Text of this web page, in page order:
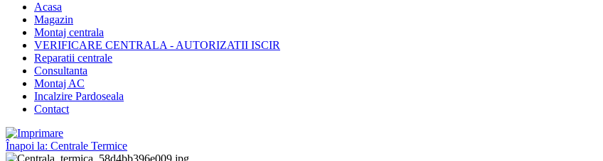
Acasa
Magazin
Montaj centrala
VERIFICARE CENTRALA - AUTORIZATII ISCIR
Reparatii centrale
Consultanta
Montaj AC
Incalzire Pardoseala
Contact
Înapoi la: Centrale Termice